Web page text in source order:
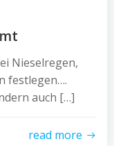
Nieselregen,
festlegen….
auch […]
read more